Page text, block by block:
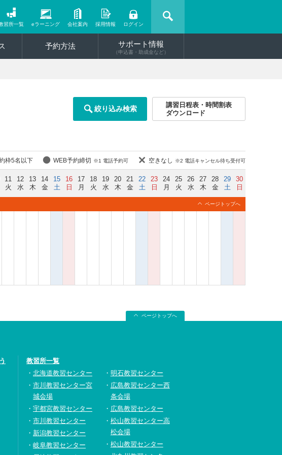
習所一覧 eラーニング 会社案内 採用情報 ログイン
予約方法 サポート情報
（申込書・助成金など）
絞り込み検索
講習日程表・時間割表
ダウンロード
枠5名以下 WEB予約締切 ※1 電話予約可 空きなし ※2 電話キャンセル待ち受付可
11
火
12
水
13
木
14
金
15
土
16
日
17
月
18
火
19
水
20
木
21
金
22
土
23
日
24
月
25
火
26
水
27
木
28
金
29
土
30
日
ページトップへ
ページトップへ
教習所一覧
北海道教習センター
市川教習センター宮
城会場
宇都宮教習センター
市川教習センター
新潟教習センター
岐阜教習センター
明石教習センター
広島教習センター西
条会場
広島教習センター
松山教習センター高
松会場
松山教習センター